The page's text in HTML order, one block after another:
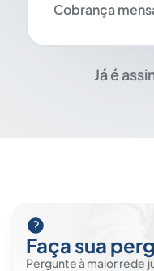
Cobrança
Já é
Faça sua
Pergunte à maior rede